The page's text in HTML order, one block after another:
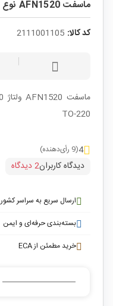
ماسفت AFN1520 نوع N-Channel پکیج TO-220
کد کالا: 2111001105
TO-220
4(9 رأی‌دهنده)
دیدگاه کاربران2 دیدگاه
ارسال سریع به سراسر کشور
بسته‌بندی حرفه‌ای و ایمن
خرید مطمئن از ECA